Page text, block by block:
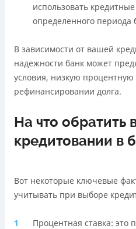
использовать
определенного периода
В зависимости от вашей
надежности банк может
условия, низкую процентную
рефинансировании долга.
На что обратить
кредитовании в
Вот некоторые ключевые
учитывать при выборе
Процентная ставка: это